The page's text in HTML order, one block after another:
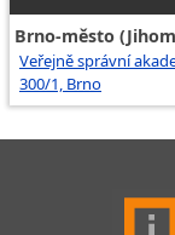
Brno-město
Veřejně správní
300/1, Brno